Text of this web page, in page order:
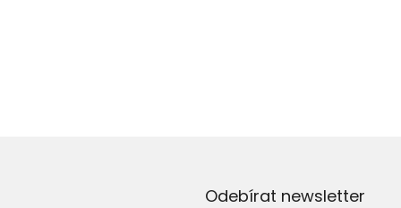
Odebírat newsletter